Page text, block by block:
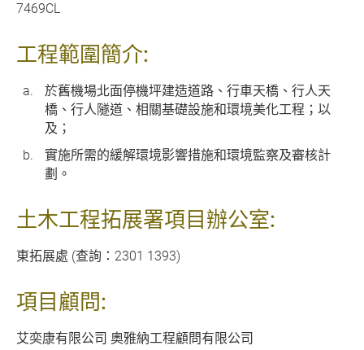
7469CL
工程範圍簡介:
於舊機場北面停機坪建造道路、行車天橋、行人天
橋、行人隧道、相關基礎設施和環境美化工程；以
及；
實施所需的緩解環境影響措施和環境監察及審核計
劃。
土木工程拓展署項目辦公室:
東拓展處 (查詢：2301 1393)
項目顧問:
艾奕康有限公司 奧雅納工程顧問有限公司